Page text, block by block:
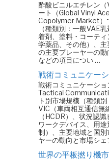
酢酸ビニルエチレン
ート（Global Vinyl
Copolymer Market）
（種類別：一般VAE
着剤、塗料・コーテ
学薬品、その他）、
の主要プレーヤーの
などの項目につい …
戦術コミュニケー
戦術コミュニケーシ
Tactical
ト別市場規模（種類
VIC（車両相互通信無
（HCDR）、状況認
ワークデバイス、用
制）、主要地域と国
ヤーの動向と市場シ
世界の平板撚り機